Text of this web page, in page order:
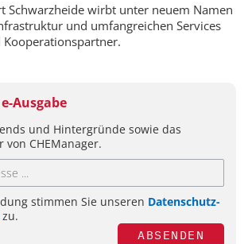
Schwarzheide wirbt unter neuem Namen
und umfangreichen Services
Ausgabe
und Hintergründe sowie das
von CHEManager.
stimmen Sie unseren Datenschutz-
zu.
ABSENDEN